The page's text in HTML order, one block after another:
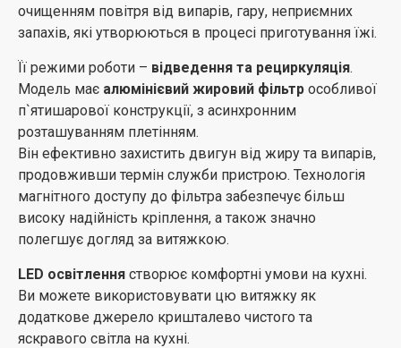
очищенням повітря від випарів, гару, неприємних
запахів, які утворюються в процесі приготування їжі.
Її режими роботи – відведення та рециркуляція.
Модель має алюмінієвий жировий фільтр особливої
п`ятишарової конструкції, з асинхронним
розташуванням плетінням.
Він ефективно захистить двигун від жиру та випарів,
продовживши термін служби пристрою. Технологія
магнітного доступу до фільтра забезпечує більш
високу надійність кріплення, а також значно
полегшує догляд за витяжкою.
LED освітлення створює комфортні умови на кухні.
Ви можете використовувати цю витяжку як
додаткове джерело кришталево чистого та
яскравого світла на кухні.